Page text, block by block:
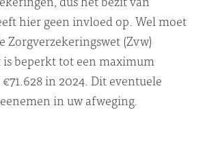
hier geen invloed op. Wel moet
Zorgverzekeringswet (Zvw)
beperkt tot een maximum
in 2024. Dit eventuele
in uw afweging.